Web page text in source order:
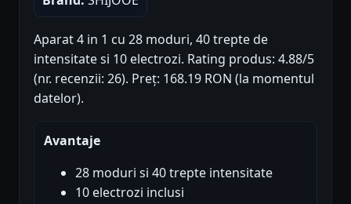
Aparat 4 in 1 cu 28 moduri, 40 trepte de
intensitate si 10 electrozi. Rating produs: 4.88/5
(nr. recenzii: 26). Preț: 168.19 RON (la momentul
datelor).
Avantaje
28 moduri si 40 trepte intensitate
10 electrozi inclusi